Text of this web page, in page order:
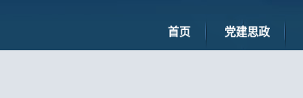
首页 党建思政